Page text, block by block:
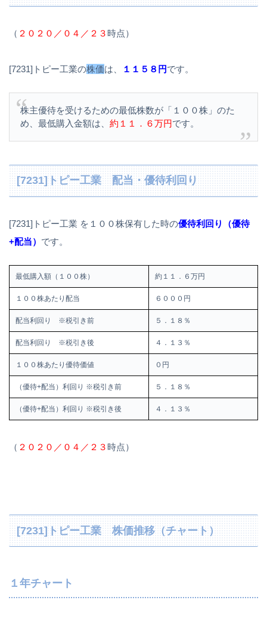
（ ２０２０／０４／２３時点）
[7231]トピー工業の株価は、 １１５８円です。
株主優待を受けるための最低株数が「１００株」のた
め、最低購入金額は、 約１１．６万円です。
[7231]トピー工業 配当・優待利回り
[7231]トピー工業 を１００株保有した時の優待利回り（優待
+配当） です。
最低購入額（１００株） 約１１．６万円
１００株あたり配当 ６０００円
配当利回り ※税引き前 ５．１８％
配当利回り ※税引き後 ４．１３％
１００株あたり優待価値 ０円
（優待+配当）利回り ※税引き前 ５．１８％
（優待+配当）利回り ※税引き後 ４．１３％
（ ２０２０／０４／２３時点）
[7231]トピー工業 株価推移（チャート）
１年チャート